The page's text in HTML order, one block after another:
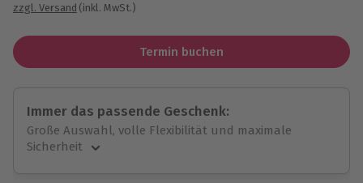
zzgl. Versand (inkl. MwSt.)
Termin buchen
Immer das passende Geschenk:
Große Auswahl, volle Flexibilität und maximale
Sicherheit